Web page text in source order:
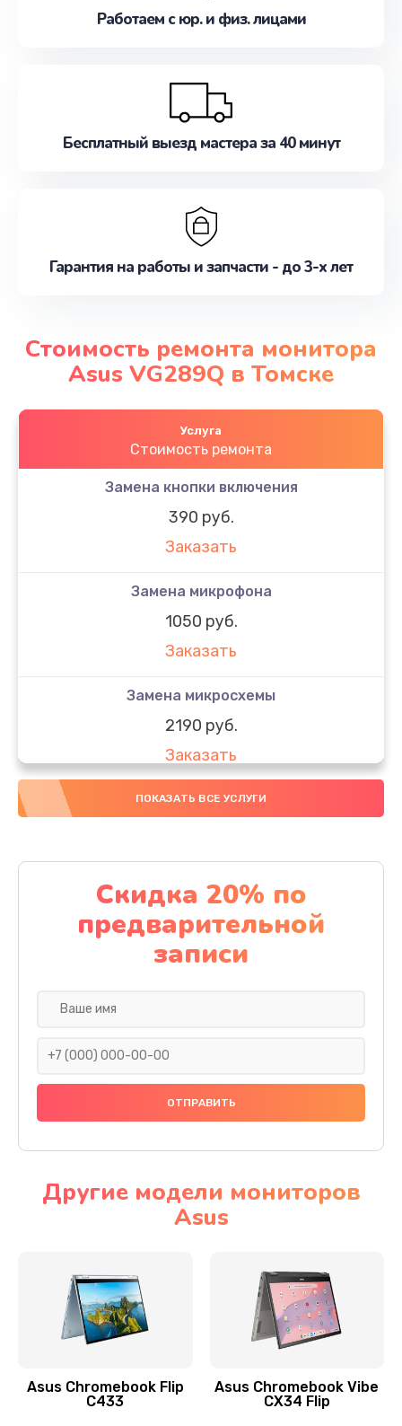
Работаем с юр. и физ. лицами
Бесплатный выезд мастера за 40 минут
Гарантия на работы и запчасти - до 3-х лет
Стоимость ремонта монитора
Asus VG289Q в Томске
Услуга
Стоимость ремонта
Замена кнопки включения
390 руб.
Заказать
Замена микрофона
1050 руб.
Заказать
Замена микросхемы
2190 руб.
Заказать
Замена передней камеры
Заказать
Замена полифонического динамика
390 руб.
Заказать
Сбор/Разбор
Чистка динамика и микрофонов (с разбором)
Замена кнопки Home (домой)
Заказать
ПОКАЗАТЬ ВСЕ УСЛУГИ
Скидка 20% по
предварительной
записи
Другие модели мониторов
Asus
Asus Chromebook Flip
C433
Asus Chromebook Vibe
CX34 Flip